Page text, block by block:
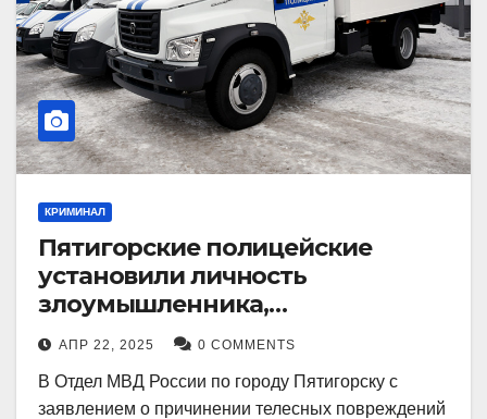
КРИМИНАЛ
Пятигорские полицейские
установили личность
злоумышленника,
причинившего телесные
повреждения местному жителю
АПР 22, 2025 0 COMMENTS
В Отдел МВД России по городу Пятигорску с
заявлением о причинении телесных повреждений